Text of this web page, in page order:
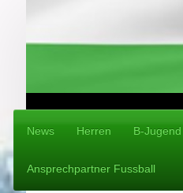
News Herren B-Jugend
Ansprechpartner Fussball